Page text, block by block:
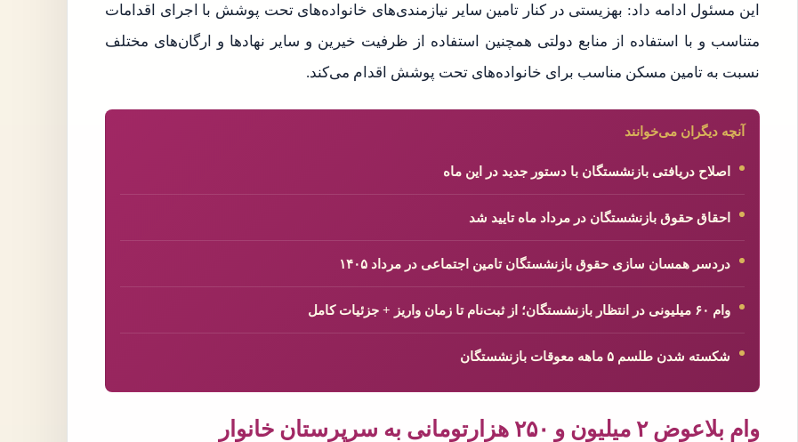
این مسئول ادامه داد: بهزیستی در کنار تامین سایر نیازمندی‌های خانواده‌های تحت پوشش با اجرای اقدامات
متناسب و با استفاده از منابع دولتی همچنین استفاده از ظرفیت خیرین و سایر نهادها و ارگان‌های مختلف
نسبت به تامین مسکن مناسب برای خانواده‌های تحت پوشش اقدام می‌کند.
آنچه دیگران می‌خوانند
اصلاح دریافتی بازنشستگان با دستور جدید در این ماه
احقاق حقوق بازنشستگان در مرداد ماه تایید شد
دردسر همسان سازی حقوق بازنشستگان تامین اجتماعی در مرداد ۱۴۰۵
وام ۶۰ میلیونی در انتظار بازنشستگان؛ از ثبت‌نام تا زمان واریز + جزئیات کامل
شکسته شدن طلسم ۵ ماهه معوقات بازنشستگان
وام بلاعوض ۲ میلیون و ۲۵۰ هزارتومانی به سرپرستان خانوار